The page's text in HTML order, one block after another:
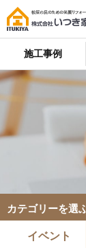
施工事例
カテゴリーを選
イベント